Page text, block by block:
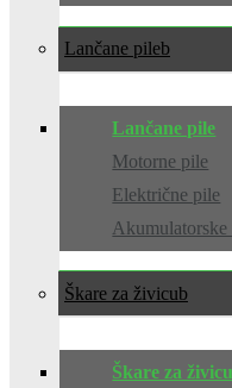
Lančane pile
Lančane pile
Motorne pile
Električne pile
Akumulatorske
Škare za živicu
Škare za živicu